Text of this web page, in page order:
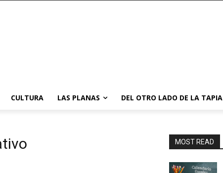
CULTURA LAS PLANAS DEL OTRO LADO DE LA TAPIA
MOST READ